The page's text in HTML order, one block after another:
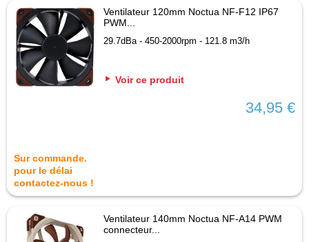
Ventilateur 120mm Noctua NF-F12 IP67
PWM...
29.7dBa - 450-2000rpm - 121.8 m3/h
Voir ce produit
34,95 €
Sur commande.
pour le délai
contactez-nous !
Ventilateur 140mm Noctua NF-A14 PWM
connecteur...